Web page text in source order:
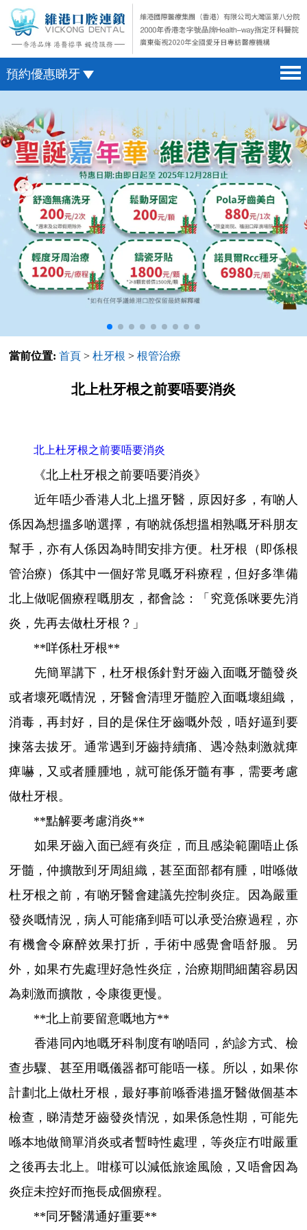
預約優惠睇牙
首頁 home page
醫院簡介 hospital introduction
醫生介紹 doctor introduction
醫療新聞 medical news
種植牙 dental implant
箍牙 orthodontics
收費標準 change standard
預約牙醫 contact us
澳門電話預約
微信預約
WhatsApp預約
當前位置: 首頁 >杜牙根 >根管治療
北上杜牙根之前要唔要消炎
北上杜牙根之前要唔要消炎
《北上杜牙根之前要唔要消炎》
近年唔少香港人北上搵牙醫，原因好多，有啲人
係因為想搵多啲選擇，有啲就係想搵相熟嘅牙科朋友
幫手，亦有人係因為時間安排方便。杜牙根（即係根
管治療）係其中一個好常見嘅牙科療程，但好多準備
北上做呢個療程嘅朋友，都會諗：「究竟係咪要先消
炎，先再去做杜牙根？」
**咩係杜牙根**
先簡單講下，杜牙根係針對牙齒入面嘅牙髓發炎
或者壞死嘅情況，牙醫會清理牙髓腔入面嘅壞組織，
消毒，再封好，目的是保住牙齒嘅外殼，唔好逼到要
揀落去拔牙。通常遇到牙齒持續痛、遇冷熱刺激就痺
痺嚇，又或者腫腫地，就可能係牙髓有事，需要考慮
做杜牙根。
**點解要考慮消炎**
如果牙齒入面已經有炎症，而且感染範圍唔止係
牙髓，仲擴散到牙周組織，甚至面部都有腫，咁喺做
杜牙根之前，有啲牙醫會建議先控制炎症。因為嚴重
發炎嘅情況，病人可能痛到唔可以承受治療過程，亦
有機會令麻醉效果打折，手術中感覺會唔舒服。另
外，如果冇先處理好急性炎症，治療期間細菌容易因
為刺激而擴散，令康復更慢。
**北上前要留意嘅地方**
香港同內地嘅牙科制度有啲唔同，約診方式、檢
查步驟、甚至用嘅儀器都可能唔一樣。所以，如果你
計劃北上做杜牙根，最好事前喺香港搵牙醫做個基本
檢查，睇清楚牙齒發炎情況，如果係急性期，可能先
喺本地做簡單消炎或者暫時性處理，等炎症冇咁嚴重
之後再去北上。咁樣可以減低旅途風險，又唔會因為
炎症未控好而拖長成個療程。
**同牙醫溝通好重要**